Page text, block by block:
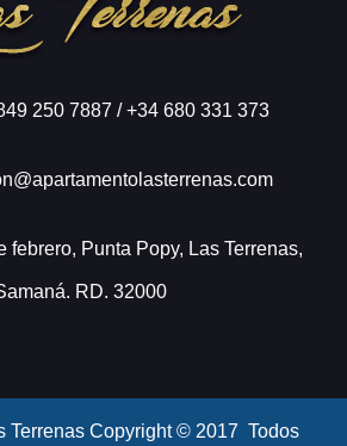
250 7887 / +34 680 331 373
febrero, Punta Popy, Las Terrenas,
RD. 32000
Terrenas Copyright © 2017 Todos